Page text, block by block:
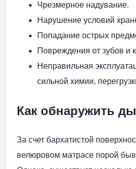
Чрезмерное надувание.
Нарушение условий
Попадание острых
Повреждения от зубов и
Неправильная
сильной химии,
Как обнаружить
За счет бархатистой
велюровом матрасе порой